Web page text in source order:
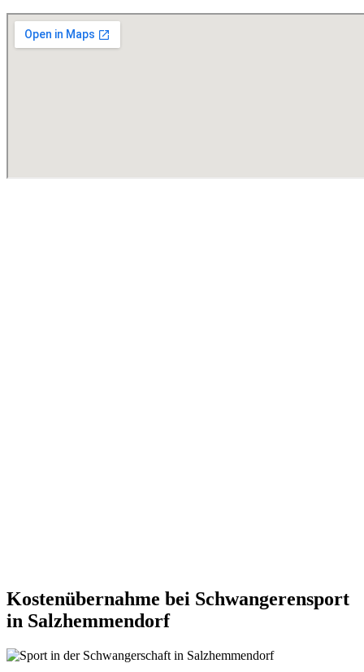
Kostenübernahme bei Schwangerensport
in Salzhemmendorf